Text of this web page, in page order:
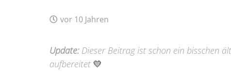
vor 10 Jahren
Update:Dieser Beitrag ist schon ein bisschen
aufbereitet 💛